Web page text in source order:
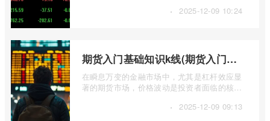
· 2025-12-09 10:24
期货入门基础知识k线(期货入门基础知识k线图)
在瞬息万变的金融市场中，尤其是杠杆效应显
著的期货市场，价格波动是投资者面临的核心
· 2025-12-09 09:13